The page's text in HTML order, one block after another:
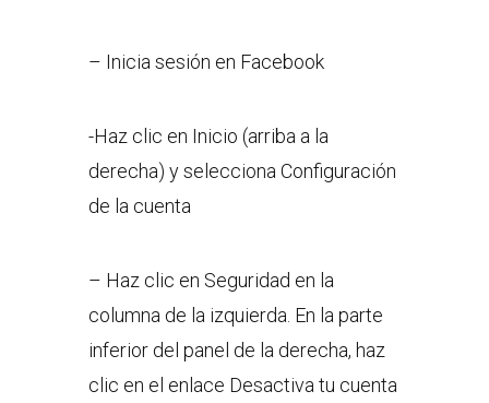
– Inicia sesión en Facebook
-Haz clic en Inicio (arriba a la
derecha) y selecciona Configuración
de la cuenta
– Haz clic en Seguridad en la
columna de la izquierda. En la parte
inferior del panel de la derecha, haz
clic en el enlace Desactiva tu cuenta